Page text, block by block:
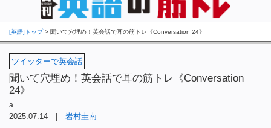
[英語]トップ>
ツイッターで英会話
聞いて穴埋め！英会話で耳の筋トレ《Conversation
24》
a
2025.07.14 | 岩村圭南